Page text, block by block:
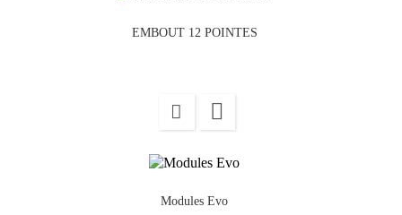
EMBOUT 12 POINTES

Modules Evo